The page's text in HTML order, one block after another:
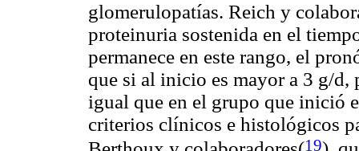
glomerulopatías. Reich y
proteinuria sostenida en el
permanece en este rango, el
que si al inicio es mayor a 3 g/d,
igual que en el grupo que inició
criterios clínicos e histológicos
19